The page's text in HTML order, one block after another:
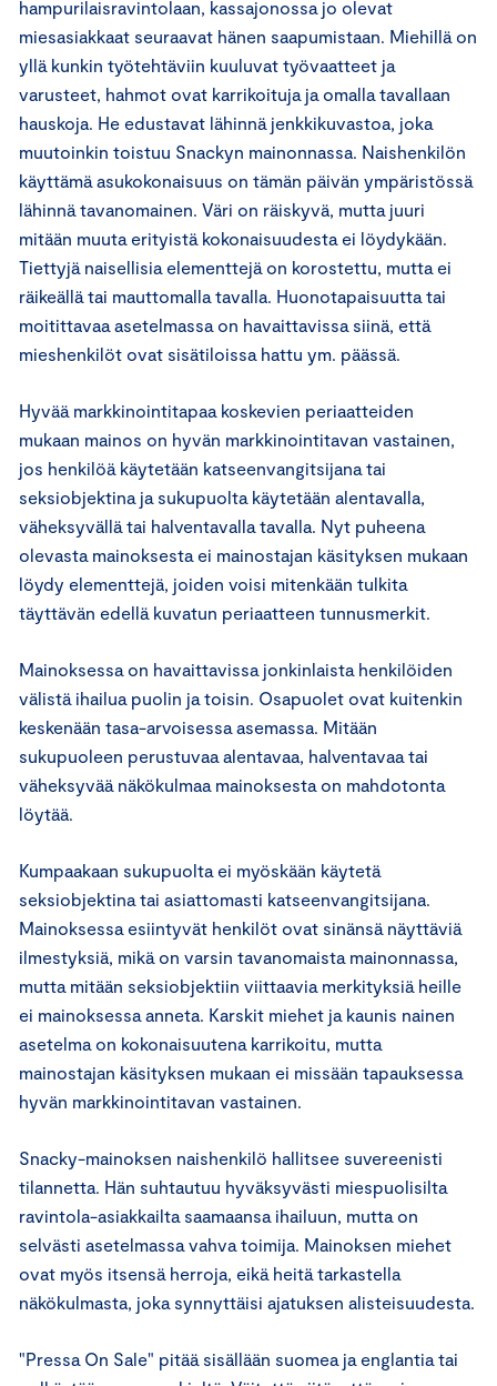
hampurilaisravintolaan, kassajonossa jo olevat
miesasiakkaat seuraavat hänen saapumistaan. Miehillä on
yllä kunkin työtehtäviin kuuluvat työvaatteet ja
varusteet, hahmot ovat karrikoituja ja omalla tavallaan
hauskoja. He edustavat lähinnä jenkkikuvastoa, joka
muutoinkin toistuu Snackyn mainonnassa. Naishenkilön
käyttämä asukokonaisuus on tämän päivän ympäristössä
lähinnä tavanomainen. Väri on räiskyvä, mutta juuri
mitään muuta erityistä kokonaisuudesta ei löydykään.
Tiettyjä naisellisia elementtejä on korostettu, mutta ei
räikeällä tai mauttomalla tavalla. Huonotapaisuutta tai
moitittavaa asetelmassa on havaittavissa siinä, että
mieshenkilöt ovat sisätiloissa hattu ym. päässä.
Hyvää markkinointitapaa koskevien periaatteiden
mukaan mainos on hyvän markkinointitavan vastainen,
jos henkilöä käytetään katseenvangitsijana tai
seksiobjektina ja sukupuolta käytetään alentavalla,
väheksyvällä tai halventavalla tavalla. Nyt puheena
olevasta mainoksesta ei mainostajan käsityksen mukaan
löydy elementtejä, joiden voisi mitenkään tulkita
täyttävän edellä kuvatun periaatteen tunnusmerkit.
Mainoksessa on havaittavissa jonkinlaista henkilöiden
välistä ihailua puolin ja toisin. Osapuolet ovat kuitenkin
keskenään tasa-arvoisessa asemassa. Mitään
sukupuoleen perustuvaa alentavaa, halventavaa tai
väheksyvää näkökulmaa mainoksesta on mahdotonta
löytää.
Kumpaakaan sukupuolta ei myöskään käytetä
seksiobjektina tai asiattomasti katseenvangitsijana.
Mainoksessa esiintyvät henkilöt ovat sinänsä näyttäviä
ilmestyksiä, mikä on varsin tavanomaista mainonnassa,
mutta mitään seksiobjektiin viittaavia merkityksiä heille
ei mainoksessa anneta. Karskit miehet ja kaunis nainen
asetelma on kokonaisuutena karrikoitu, mutta
mainostajan käsityksen mukaan ei missään tapauksessa
hyvän markkinointitavan vastainen.
Snacky-mainoksen naishenkilö hallitsee suvereenisti
tilannetta. Hän suhtautuu hyväksyvästi miespuolisilta
ravintola-asiakkailta saamaansa ihailuun, mutta on
selvästi asetelmassa vahva toimija. Mainoksen miehet
ovat myös itsensä herroja, eikä heitä tarkastella
näkökulmasta, joka synnyttäisi ajatuksen alisteisuudesta.
"Pressa On Sale" pitää sisällään suomea ja englantia tai